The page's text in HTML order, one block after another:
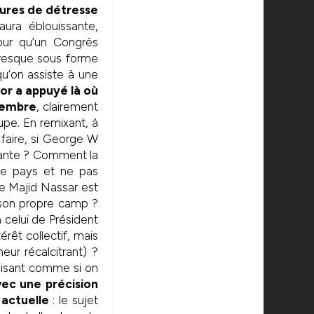
de détresse
éblouissante,
qu’un Congrès
sous forme
assiste à une
a appuyé là où
, clairement
En remixant, à
si George W
? Comment la
pays et ne pas
Majid Nassar est
propre camp ?
de Président
collectif, mais
récalcitrant) ?
comme si on
une précision
: le sujet